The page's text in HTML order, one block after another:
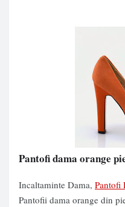
Pantofi dama orange
Incaltaminte Dama, Pantofi
Pantofii dama orange din